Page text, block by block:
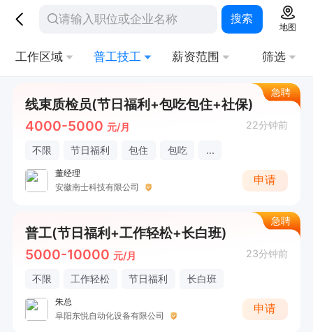
搜索
地图
工作区域 普工技工 薪资范围 筛选
急聘
线束质检员(节日福利+包吃包住+社保)
4000-5000 元/月 22分钟前
不限 节日福利 包住 包吃 ...
董经理
安徽南士科技有限公司
申请
急聘
普工(节日福利+工作轻松+长白班)
5000-10000 元/月 23分钟前
不限 工作轻松 节日福利 长白班
朱总
阜阳东悦自动化设备有限公司
申请